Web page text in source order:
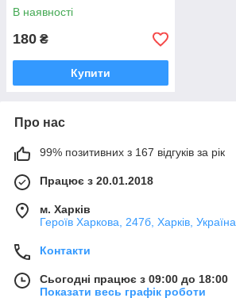
В наявності
180 ₴
Купити
Про нас
99% позитивних з 167 відгуків за рік
Працює з 20.01.2018
м. Харків
Героїв Харкова, 247б, Харків, Україна
Контакти
Сьогодні працює з 09:00 до 18:00
Показати весь графік роботи